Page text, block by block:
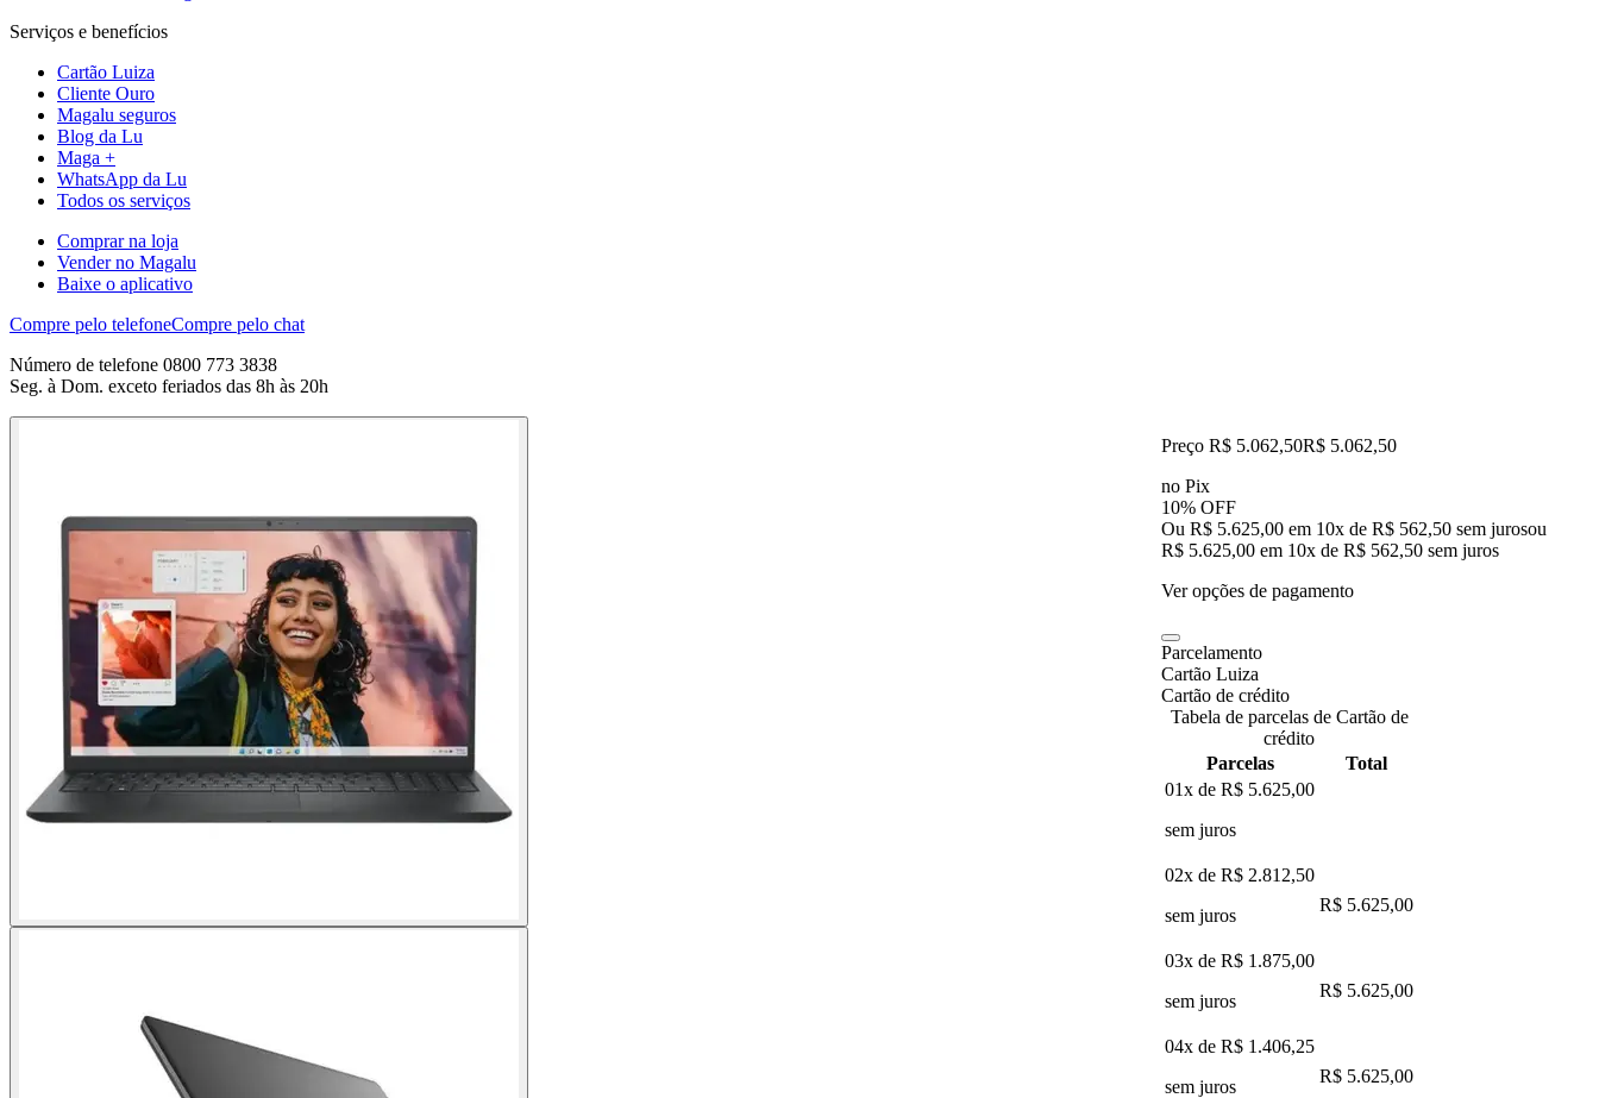
Serviços e benefícios
Cartão Luiza
Cliente Ouro
Magalu seguros
Blog da Lu
Maga +
WhatsApp da Lu
Todos os serviços
Comprar na loja
Vender no Magalu
Baixe o aplicativo
Compre pelo telefoneCompre pelo chat
Número de telefone 0800 773 3838
Seg. à Dom. exceto feriados das 8h às 20h
Preço R$ 5.062,50R$ 5.062,50
no Pix
10% OFF
Ou R$ 5.625,00 em 10x de R$ 562,50 sem jurosou
R$ 5.625,00 em 10x de R$ 562,50 sem juros
Ver opções de pagamento
Parcelamento
Cartão Luiza
Cartão de crédito
Tabela de parcelas de Cartão de
crédito
Parcelas
Total
01x de R$ 5.625,00
sem juros
02x de R$ 2.812,50
sem juros
R$ 5.625,00
03x de R$ 1.875,00
sem juros
R$ 5.625,00
04x de R$ 1.406,25
sem juros
R$ 5.625,00